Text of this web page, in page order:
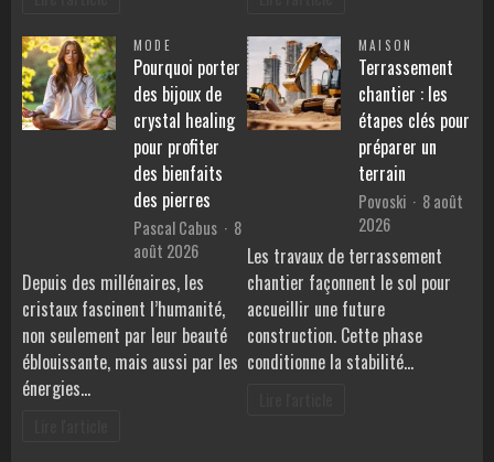
MODE
Pourquoi porter
des bijoux de
crystal healing
pour profiter
des bienfaits
des pierres
Pascal Cabus
8
août 2026
Depuis des millénaires, les
cristaux fascinent l’humanité,
non seulement par leur beauté
éblouissante, mais aussi par les
énergies…
MAISON
Terrassement
chantier : les
étapes clés pour
préparer un
terrain
Povoski
8 août
2026
Les travaux de terrassement
chantier façonnent le sol pour
accueillir une future
construction. Cette phase
conditionne la stabilité…